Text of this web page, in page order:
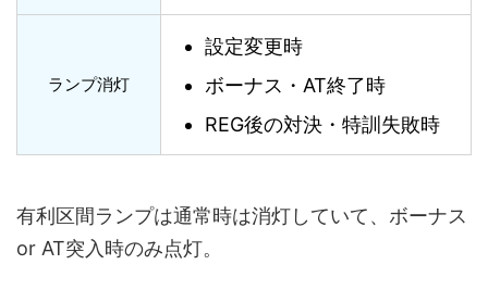
ランプ消灯
設定変更時
ボーナス・AT終了時
REG後の対決・特訓失敗時
有利区間ランプは通常時は消灯していて、ボーナス
or AT突入時のみ点灯。